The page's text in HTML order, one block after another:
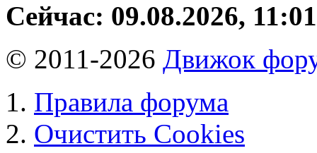
Сейчас: 09.08.2026, 11:01
© 2011-2026 Движок
Правила форума
Очистить Cookies